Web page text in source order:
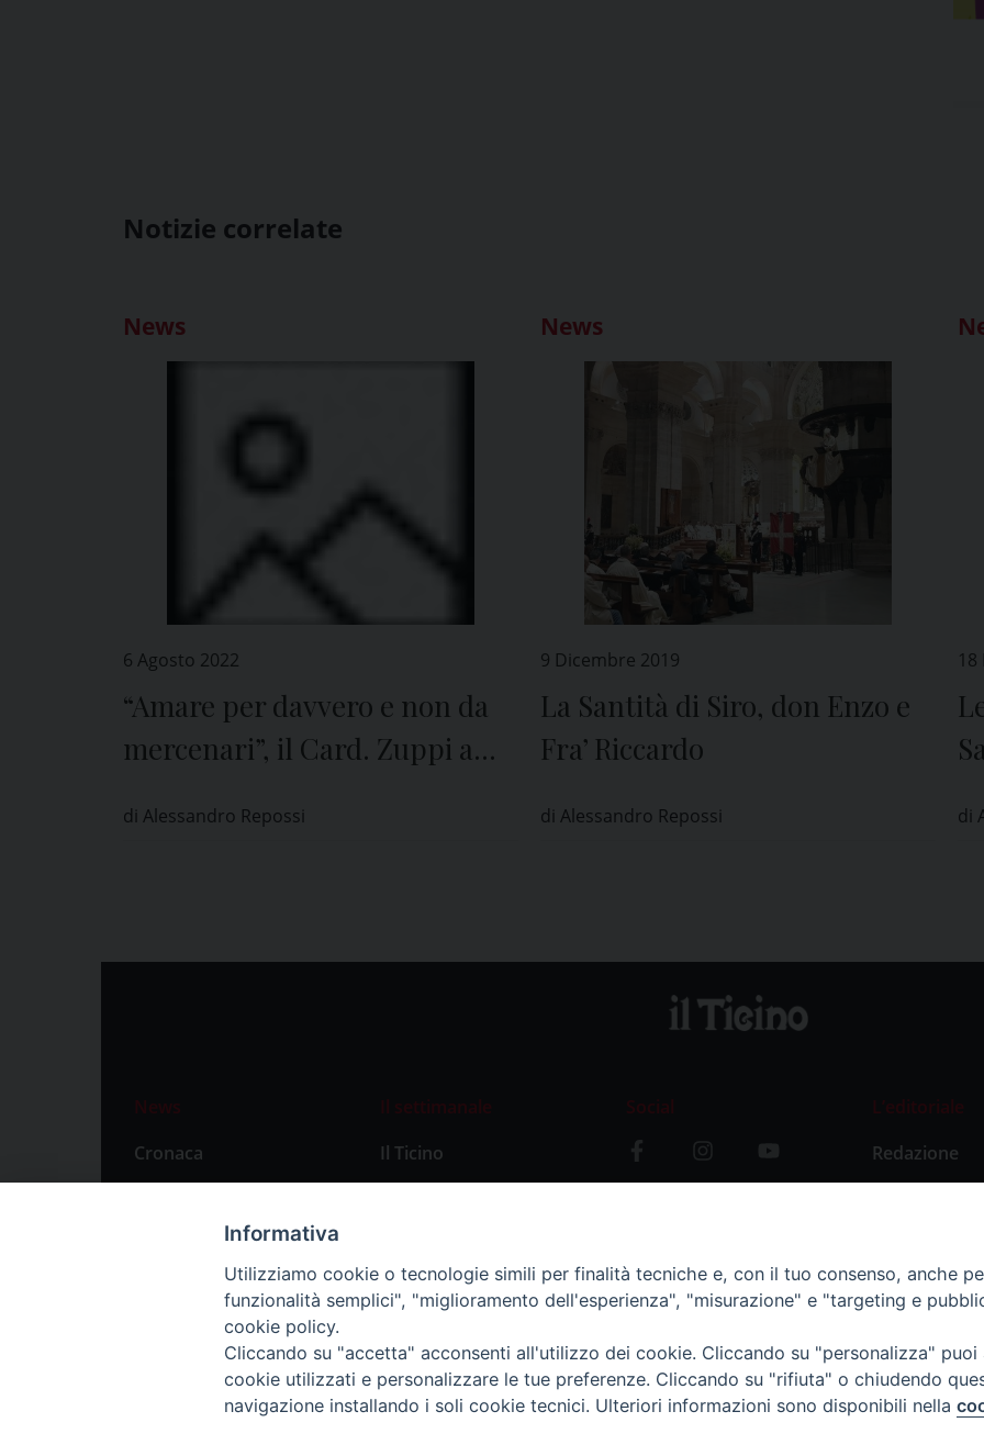
Notizie correlate
News
6 Agosto 2022
“Amare per davvero e non da
mercenari”, il Card. Zuppi a
di Alessandro Repossi
News
9 Dicembre 2019
La Santità di Siro, don Enzo e
Fra’ Riccardo
di Alessandro Repossi di
News
Cronaca
Attualità
Primo Piano
Il settimanale
Il Ticino
Abbonamenti
Social
L’editoriale
Redazione
Storia
Informativa
Utilizziamo cookie o tecnologie simili per finalità tecniche e, con il tuo consenso, anche
funzionalità semplici", "miglioramento dell'esperienza", "misurazione" e "targeting e
cookie policy.
Cliccando su "accetta" acconsenti all'utilizzo dei cookie. Cliccando su "personalizza"
cookie utilizzati e personalizzare le tue preferenze. Cliccando su "rifiuta" o chiudendo
navigazione installando i soli cookie tecnici. Ulteriori informazioni sono disponibili nella